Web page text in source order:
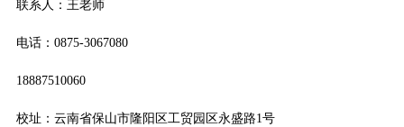
联系人：王老师
电话：0875-3067080
18887510060
校址：云南省保山市隆阳区工贸园区永盛路1号